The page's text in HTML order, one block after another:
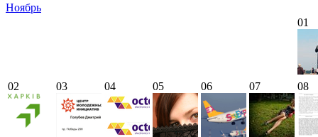
Ноябрь
01
02 03 04 05 06 07 08